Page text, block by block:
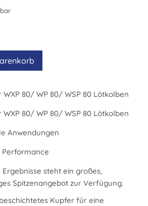
WXP 80/ WP 80/ WSP 80 Lötkolben
WXP 80/ WP 80/ WSP 80 Lötkolben
Anwendungen
Performance
steht ein großes,
Spitzenangebot zur Verfügung.
Kupfer für eine